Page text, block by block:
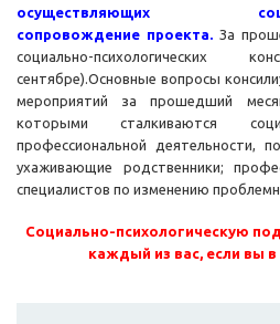
осуществляющих
сопровождение проекта. За
социально-психологических
сентябре).Основные вопросы
мероприятий за прошедший
которыми сталкиваются
профессиональной деятельности,
ухаживающие родственники;
специалистов по изменению
Социально-психологическую
каждый из вас, если вы